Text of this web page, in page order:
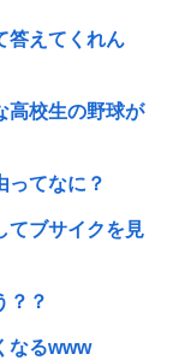
答えてくれん
高校生の野球が
ってなに？
てブサイクを見
？？
なるwww